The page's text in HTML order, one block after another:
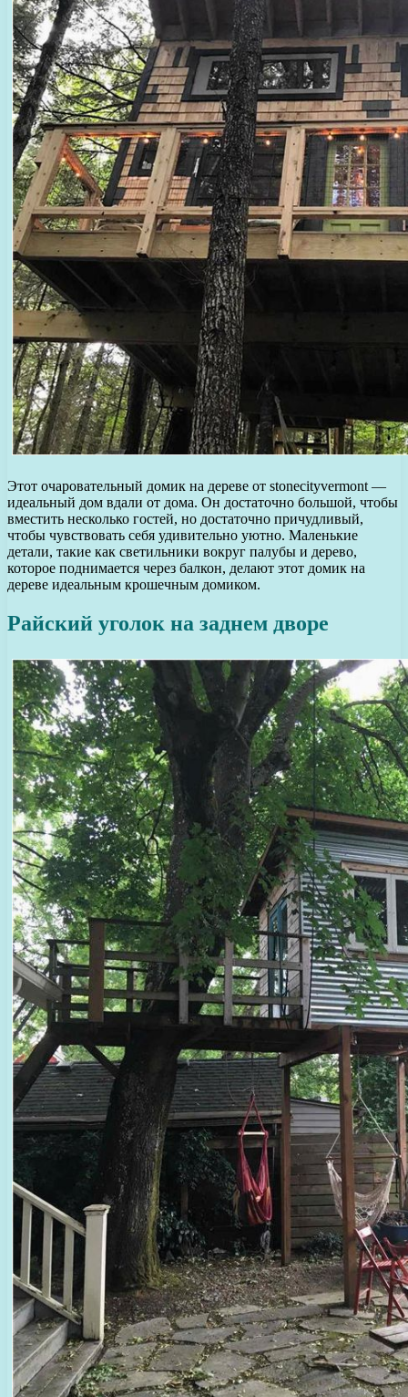
Этот очаровательный домик на дереве от stonecityvermont —
идеальный дом вдали от дома. Он достаточно большой, чтобы
вместить несколько гостей, но достаточно причудливый,
чтобы чувствовать себя удивительно уютно. Маленькие
детали, такие как светильники вокруг палубы и дерево,
которое поднимается через балкон, делают этот домик на
дереве идеальным крошечным домиком.
Райский уголок на заднем дворе